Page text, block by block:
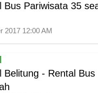
Bus Pariwisata 35
2017 12:00 AM
Belitung - Rental